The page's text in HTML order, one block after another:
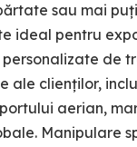
sau mai
ideal pentru
de
ale clienților,
aerian,
Manipulare